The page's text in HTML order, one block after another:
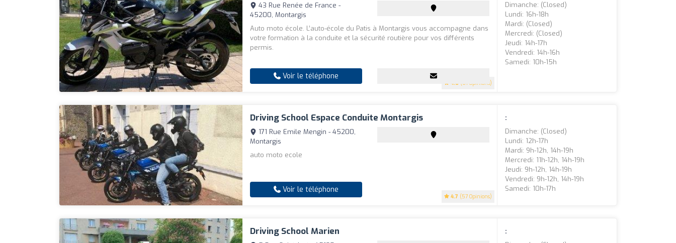
4.6 (61 Opinions)
43 Rue Renée de France -
45200, Montargis
Auto moto école. L’auto-école du Patis à Montargis vous accompagne dans
votre formation à la conduite et la sécurité routière pour vos différents
permis.
Voir le téléphone
Dimanche: (closed)
Lundi: 16h-18h
Mardi: (closed)
Mercredi: (closed)
Jeudi: 14h-17h
Vendredi: 14h-16h
Samedi: 10h-15h
Driving School Espace Conduite Montargis
4.7 (57 Opinions)
171 Rue Emile Mengin - 45200,
Montargis
auto moto ecole
Voir le téléphone
:
Dimanche: (closed)
Lundi: 12h-17h
Mardi: 9h-12h, 14h-19h
Mercredi: 11h-12h, 14h-19h
Jeudi: 9h-12h, 14h-19h
Vendredi: 9h-12h, 14h-19h
Samedi: 10h-17h
Driving School Marien
: